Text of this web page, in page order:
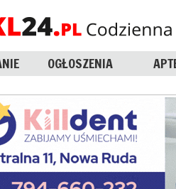
OGŁOSZENIA